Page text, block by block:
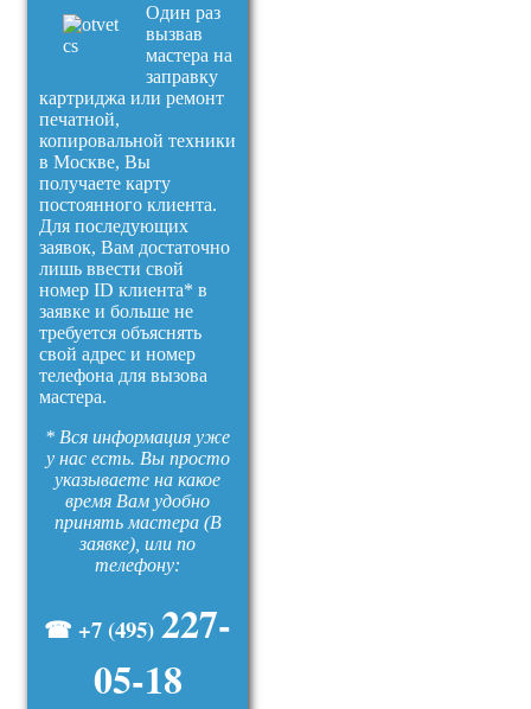
Один раз
вызвав
мастера на
заправку
картриджа или ремонт
печатной,
копировальной техники
в Москве, Вы
получаете карту
постоянного клиента.
Для последующих
заявок, Вам достаточно
лишь ввести свой
номер ID клиента* в
заявке и больше не
требуется объяснять
свой адрес и номер
телефона для вызова
мастера.
* Вся информация уже
у нас есть. Вы просто
указываете на какое
время Вам удобно
принять мастера (В
заявке), или по
телефону:
☎ +7 (495) 227-
05-18